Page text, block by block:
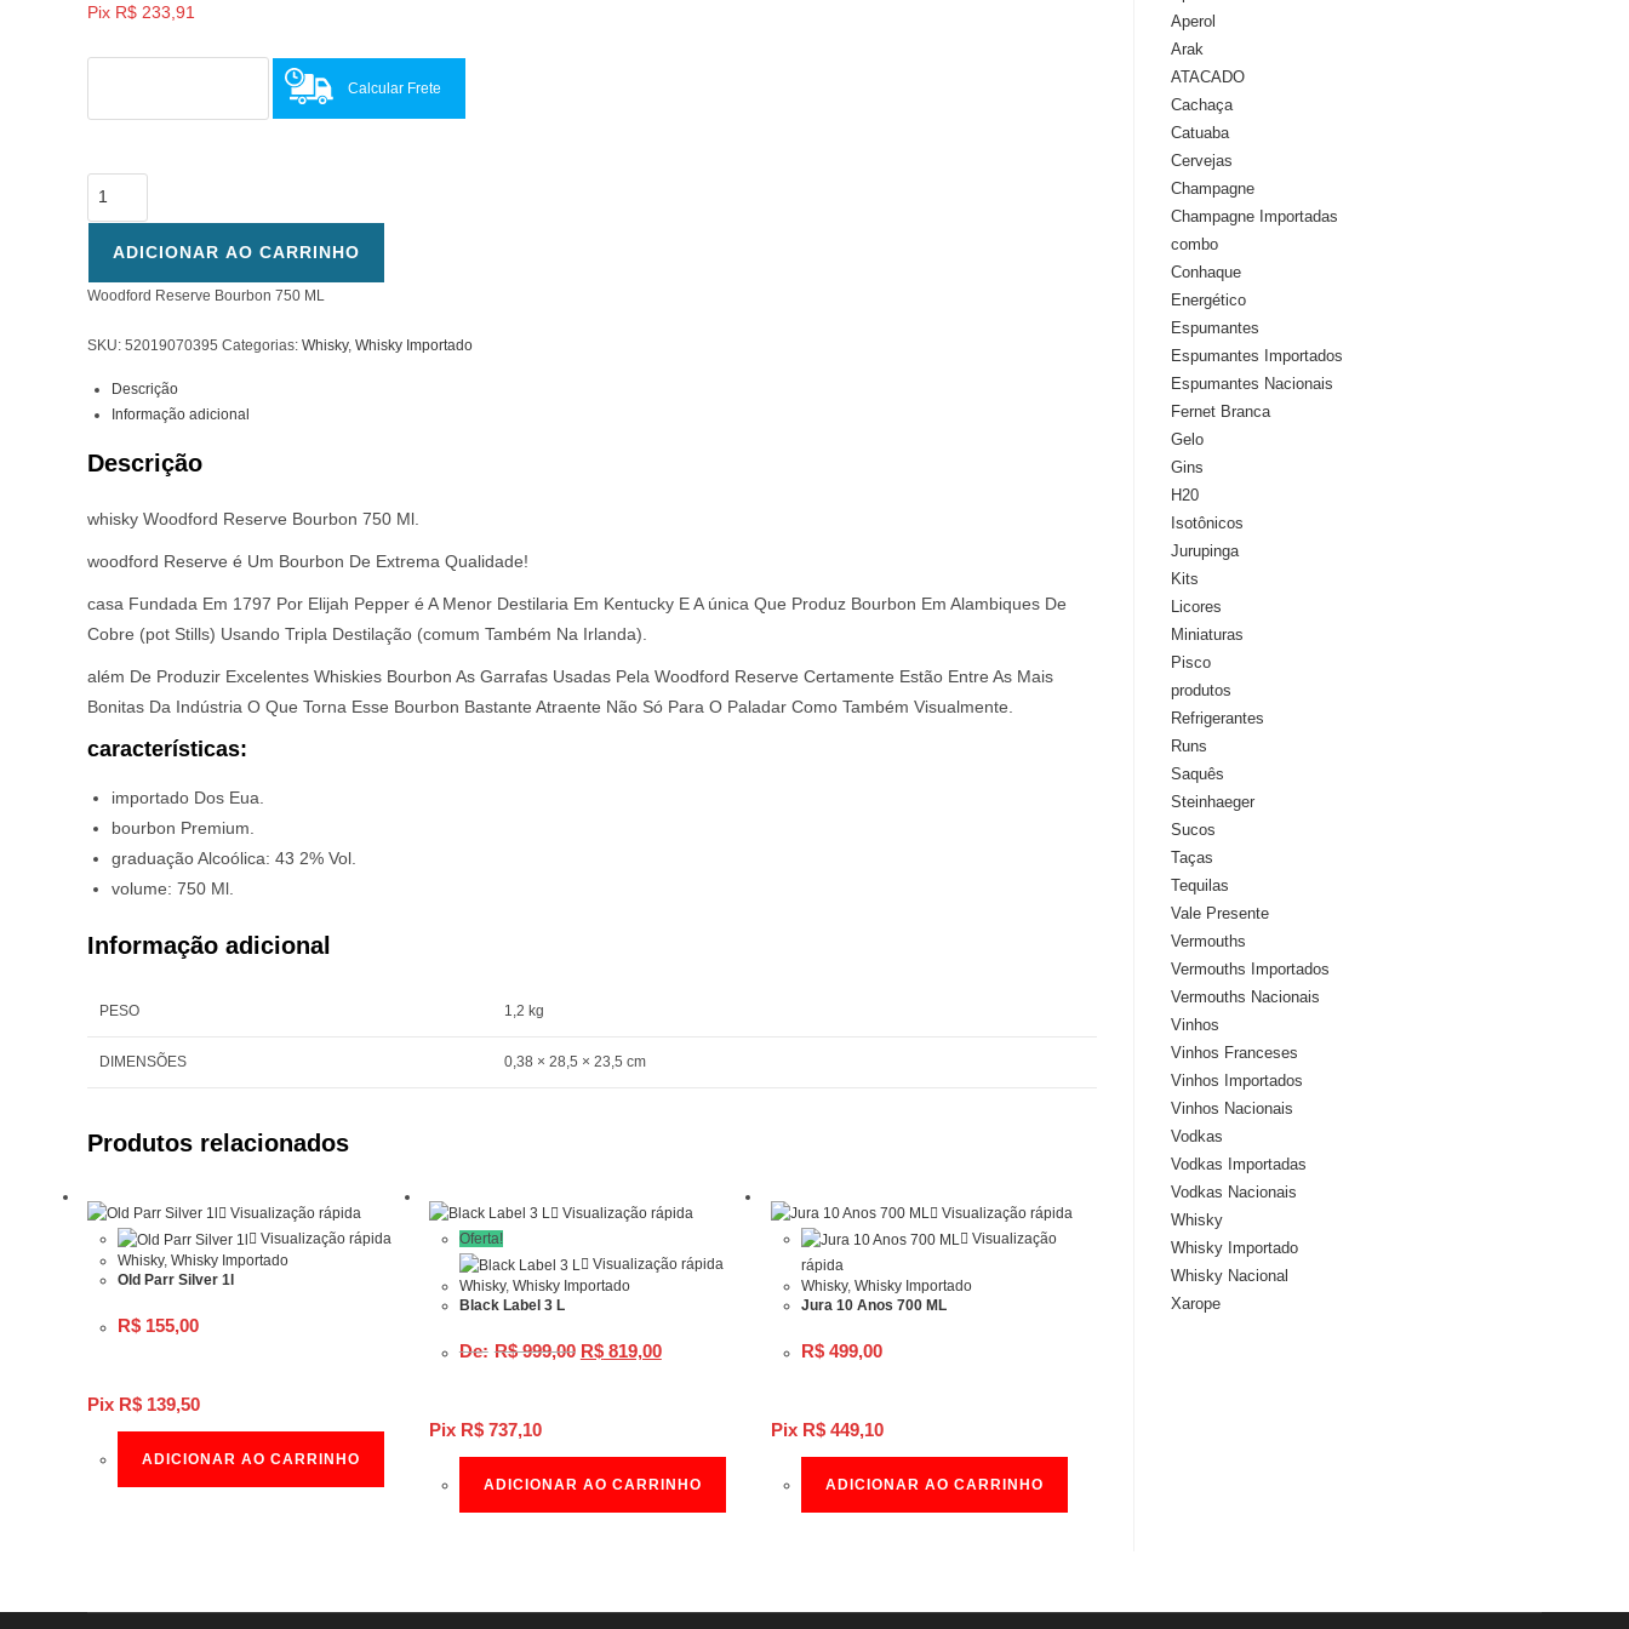
Aperol
Arak
ATACADO
Cachaça
Catuaba
Cervejas
Champagne
Champagne Importadas
combo
Conhaque
Energético
Espumantes
Espumantes Importados
Espumantes Nacionais
Fernet Branca
Gelo
Gins
H20
Isotônicos
Jurupinga
Kits
Licores
Miniaturas
Pisco
produtos
Refrigerantes
Runs
Saquês
Steinhaeger
Sucos
Taças
Tequilas
Vale Presente
Vermouths
Vermouths Importados
Vermouths Nacionais
Vinhos
Vinhos Franceses
Vinhos Importados
Vinhos Nacionais
Vodkas
Vodkas Importadas
Vodkas Nacionais
Whisky
Whisky Importado
Whisky Nacional
Xarope
era:
R$ 295,00.
Pix R$ 233,91
Calcular Frete
Woodford
Reserve
Bourbon
ML
quantidade
ADICIONAR AO CARRINHO
Woodford Reserve Bourbon 750 ML
SKU: 52019070395 Categorias: Whisky, Whisky Importado
Descrição
Informação adicional
Descrição
whisky Woodford Reserve Bourbon 750 Ml.
woodford Reserve é Um Bourbon De Extrema Qualidade!
casa Fundada Em 1797 Por Elijah Pepper é A Menor Destilaria Em Kentucky E A única Que Produz Bourbon Em Alambiques De
Cobre (pot Stills) Usando Tripla Destilação (comum Também Na Irlanda).
além De Produzir Excelentes Whiskies Bourbon As Garrafas Usadas Pela Woodford Reserve Certamente Estão Entre As Mais
Bonitas Da Indústria O Que Torna Esse Bourbon Bastante Atraente Não Só Para O Paladar Como Também Visualmente.
características:
importado Dos Eua.
bourbon Premium.
graduação Alcoólica: 43 2% Vol.
volume: 750 Ml.
Informação adicional
PESO 1,2 kg
DIMENSÕES 0,38 × 28,5 × 23,5 cm
Produtos relacionados
Visualização rápida
Pix R$ 139,50
Visualização rápida
Whisky, Whisky Importado
Old Parr Silver 1l
R$ 155,00
ADICIONAR AO CARRINHO
Visualização rápida
Pix R$737,10
Oferta!
Visualização rápida
Whisky, Whisky Importado
Black Label 3 L
R$999,00 O
preço
original
R$819,00Opreço
atual
ADICIONAR AO CARRINHO
Visualização rápida
Pix R$449,10
Visualização
rápida
Whisky, Whisky Importado
Jura 10 Anos 700 ML
R$499,00
ADICIONAR AO CARRINHO